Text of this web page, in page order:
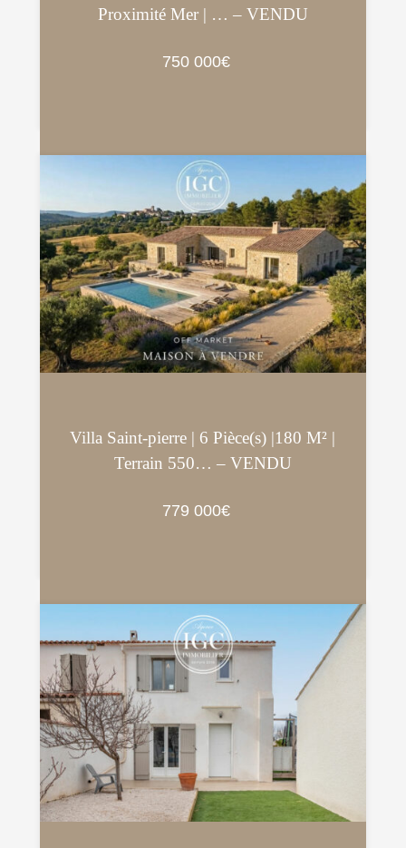
Proximité Mer | … – VENDU
750 000€
Villa Saint-pierre | 6 Pièce(s) |180 M² |
Terrain 550… – VENDU
779 000€